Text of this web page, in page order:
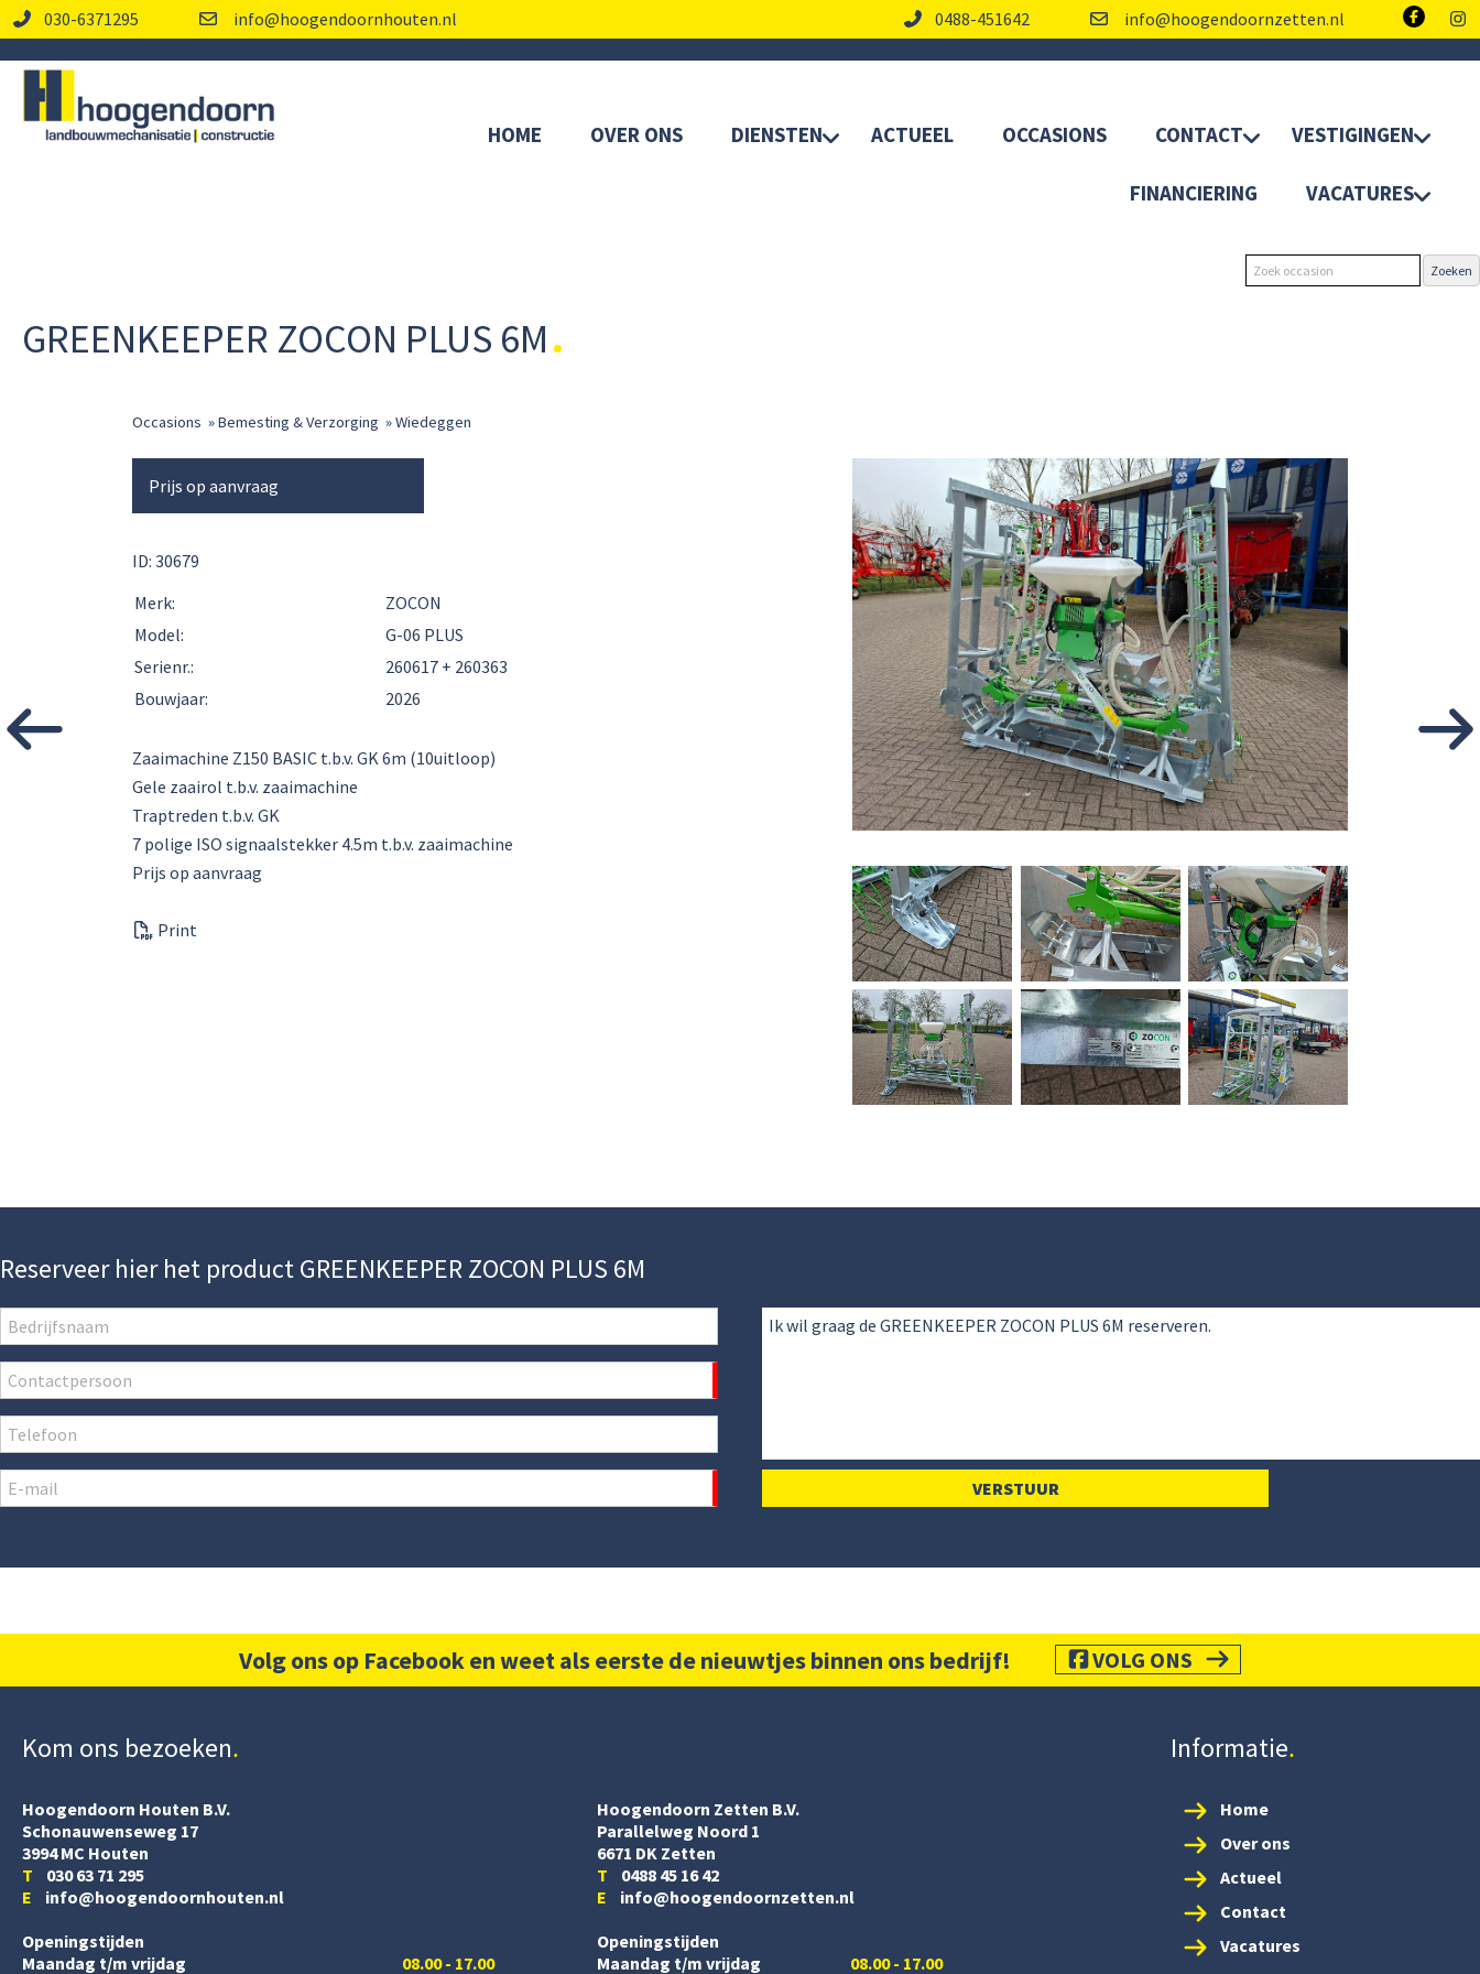
030-6371295 info@hoogendoornhouten.nl 0488-451642 info@hoogendoornzetten.nl
HOME OVER ONS DIENSTEN ACTUEEL OCCASIONS CONTACT VESTIGINGEN
FINANCIERING VACATURES
GREENKEEPER ZOCON PLUS 6M
Occasions »Bemesting & Verzorging »Wiedeggen
Prijs op aanvraag
ID: 30679
Merk:
ZOCON
Model:
G-06 PLUS
Serienr.:
260617 + 260363
Bouwjaar:
2026
Zaaimachine Z150 BASIC t.b.v. GK 6m (10uitloop)
Gele zaairol t.b.v. zaaimachine
Traptreden t.b.v. GK
7 polige ISO signaalstekker 4.5m t.b.v. zaaimachine
Prijs op aanvraag
Print
Reserveer hier het product GREENKEEPER ZOCON PLUS 6M
Volg ons op Facebook en weet als eerste de nieuwtjes binnen ons bedrijf! VOLG ONS
Kom ons bezoeken
Hoogendoorn Houten B.V.
Schonauwenseweg 17
3994 MC Houten
T 030 63 71 295
E info@hoogendoornhouten.nl
Openingstijden
Maandag t/m vrijdag
08.00 - 17.00
Hoogendoorn Zetten B.V.
Parallelweg Noord 1
6671 DK Zetten
T 0488 45 16 42
E info@hoogendoornzetten.nl
Openingstijden
Maandag t/m vrijdag
08.00 - 17.00
Informatie
Home
Over ons
Actueel
Contact
Vacatures